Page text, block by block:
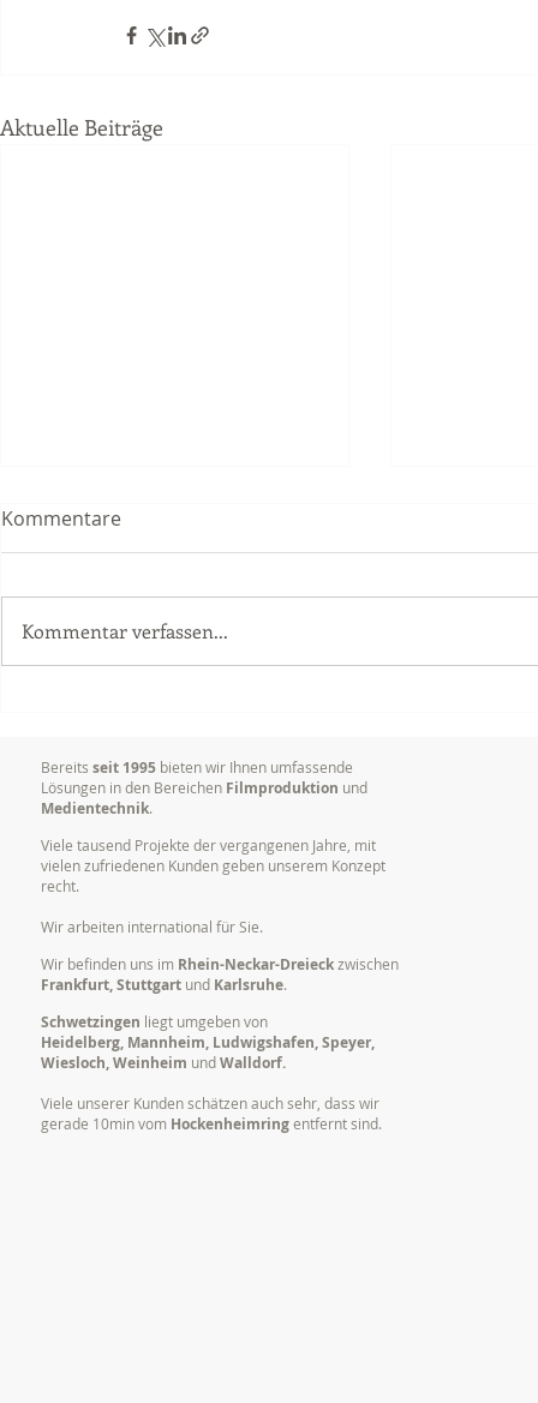
Aktuelle Beiträge
Postproduktion (Schnitt)
Kommentare
Kommentar verfassen...
Bereits seit 1995 bieten wir Ihnen umfassende
Lösungen in den Bereichen Filmproduktion und
Medientechnik.
Viele tausend Projekte der vergangenen Jahre, mit
vielen zufriedenen Kunden geben unserem Konzept
recht.
Wir arbeiten international für Sie.
Wir befinden uns im Rhein-Neckar-Dreieckzwischen
Frankfurt, Stuttgart und Karlsruhe.
Schwetzingen liegt umgeben von
Heidelberg, Mannheim, Ludwigshafen, Speyer,
Wiesloch, Weinheim undWalldorf.
Viele unserer Kunden schätzen auch sehr, dass wir
gerade 10min vom Hockenheimringentfernt sind.